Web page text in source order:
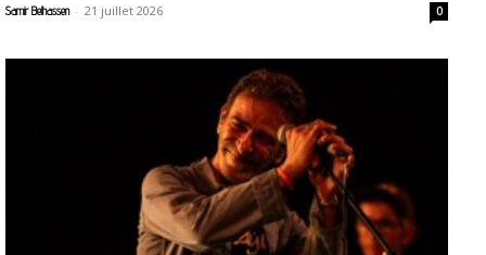
Samir Belhassen - 21 juillet 2026 0